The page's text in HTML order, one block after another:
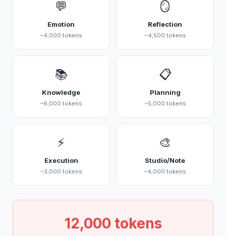
💬
Emotion
~4,000 tokens
🪞
Reflection
~4,500 tokens
📚
Knowledge
~6,000 tokens
📋
Planning
~5,000 tokens
⚡
Execution
~3,000 tokens
🎨
Studio/Note
~4,000 tokens
12,000 tokens